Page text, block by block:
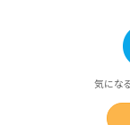
気にな